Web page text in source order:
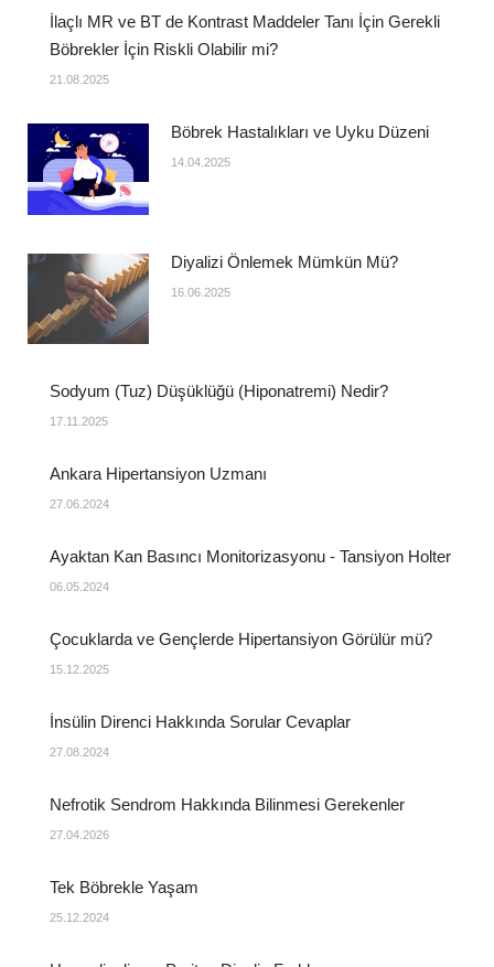
İlaçlı MR ve BT de Kontrast Maddeler Tanı İçin Gerekli
Böbrekler İçin Riskli Olabilir mi?
21.08.2025
Böbrek Hastalıkları ve Uyku Düzeni
14.04.2025
Diyalizi Önlemek Mümkün Mü?
16.06.2025
Sodyum (Tuz) Düşüklüğü (Hiponatremi) Nedir?
17.11.2025
Ankara Hipertansiyon Uzmanı
27.06.2024
Ayaktan Kan Basıncı Monitorizasyonu - Tansiyon Holter
06.05.2024
Çocuklarda ve Gençlerde Hipertansiyon Görülür mü?
15.12.2025
İnsülin Direnci Hakkında Sorular Cevaplar
27.08.2024
Nefrotik Sendrom Hakkında Bilinmesi Gerekenler
27.04.2026
Tek Böbrekle Yaşam
25.12.2024